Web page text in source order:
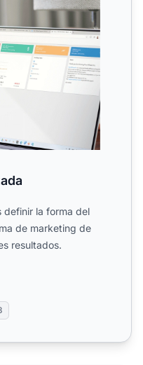
definir la forma del
de marketing de
resultados.